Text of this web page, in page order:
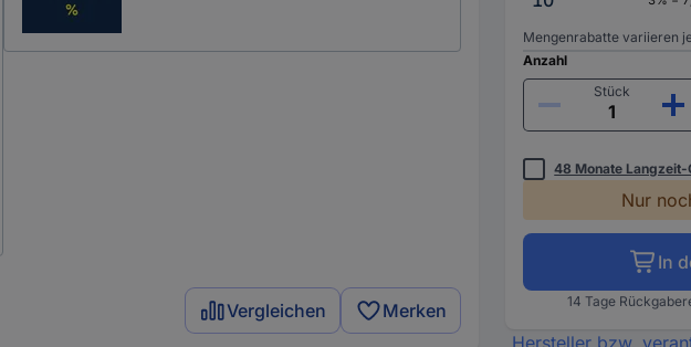
Vergleichen Merken
Mengenrabatte variieren
Anzahl
Stück
48 Monate Langzeit-
Nur
In
14 Tage
Hersteller bzw.